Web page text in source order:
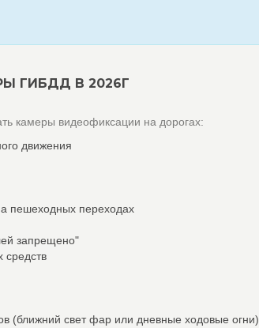
ГИБДД В 2026Г
камеры видеофиксации на дорогах:
движения
пешеходных переходах
запрещено"
средств
(ближний свет фар или дневные ходовые огни)